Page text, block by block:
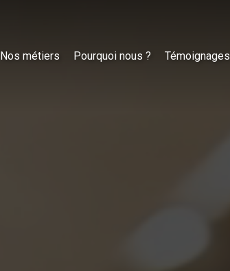
Nos métiers Pourquoi nous ? Témoignages